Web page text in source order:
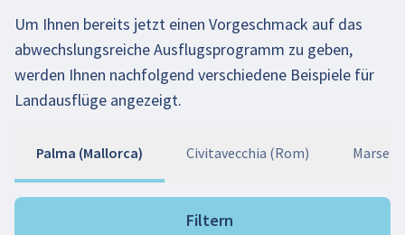
Um Ihnen bereits jetzt einen Vorgeschmack auf das
abwechslungsreiche Ausflugsprogramm zu geben,
werden Ihnen nachfolgend verschiedene Beispiele für
Landausflüge angezeigt.
Palma (Mallorca) Civitavecchia (Rom)
Filtern